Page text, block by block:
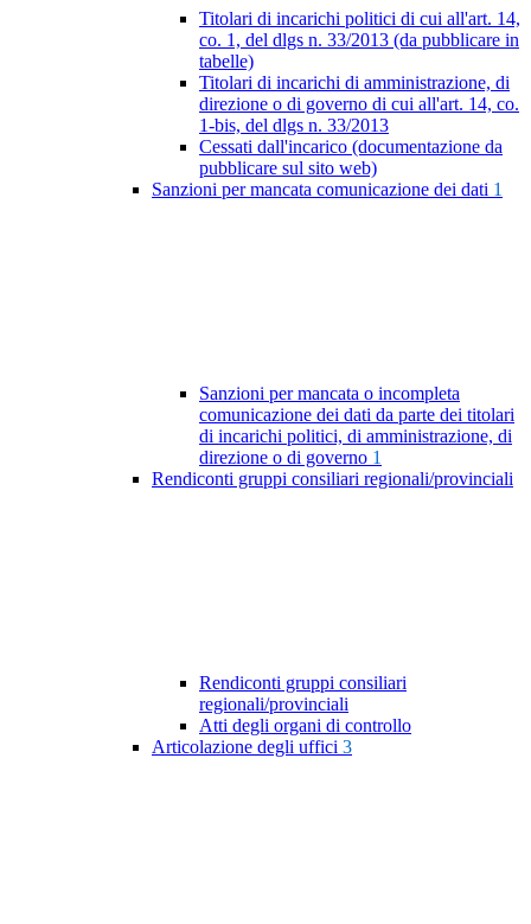
Titolari di incarichi politici di cui all'art. 14,
co. 1, del dlgs n. 33/2013 (da pubblicare in
tabelle)
Titolari di incarichi di amministrazione, di
direzione o di governo di cui all'art. 14, co.
1-bis, del dlgs n. 33/2013
Cessati dall'incarico (documentazione da
pubblicare sul sito web)
Sanzioni per mancata comunicazione dei dati 1
Sanzioni per mancata o incompleta
comunicazione dei dati da parte dei titolari
di incarichi politici, di amministrazione, di
direzione o di governo 1
Rendiconti gruppi consiliari regionali/provinciali
Rendiconti gruppi consiliari
regionali/provinciali
Atti degli organi di controllo
Articolazione degli uffici 3